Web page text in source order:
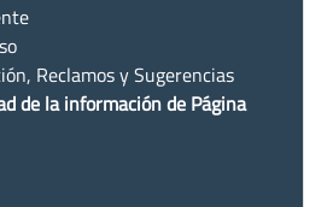
Reclamos y Sugerencias
de la información de Página